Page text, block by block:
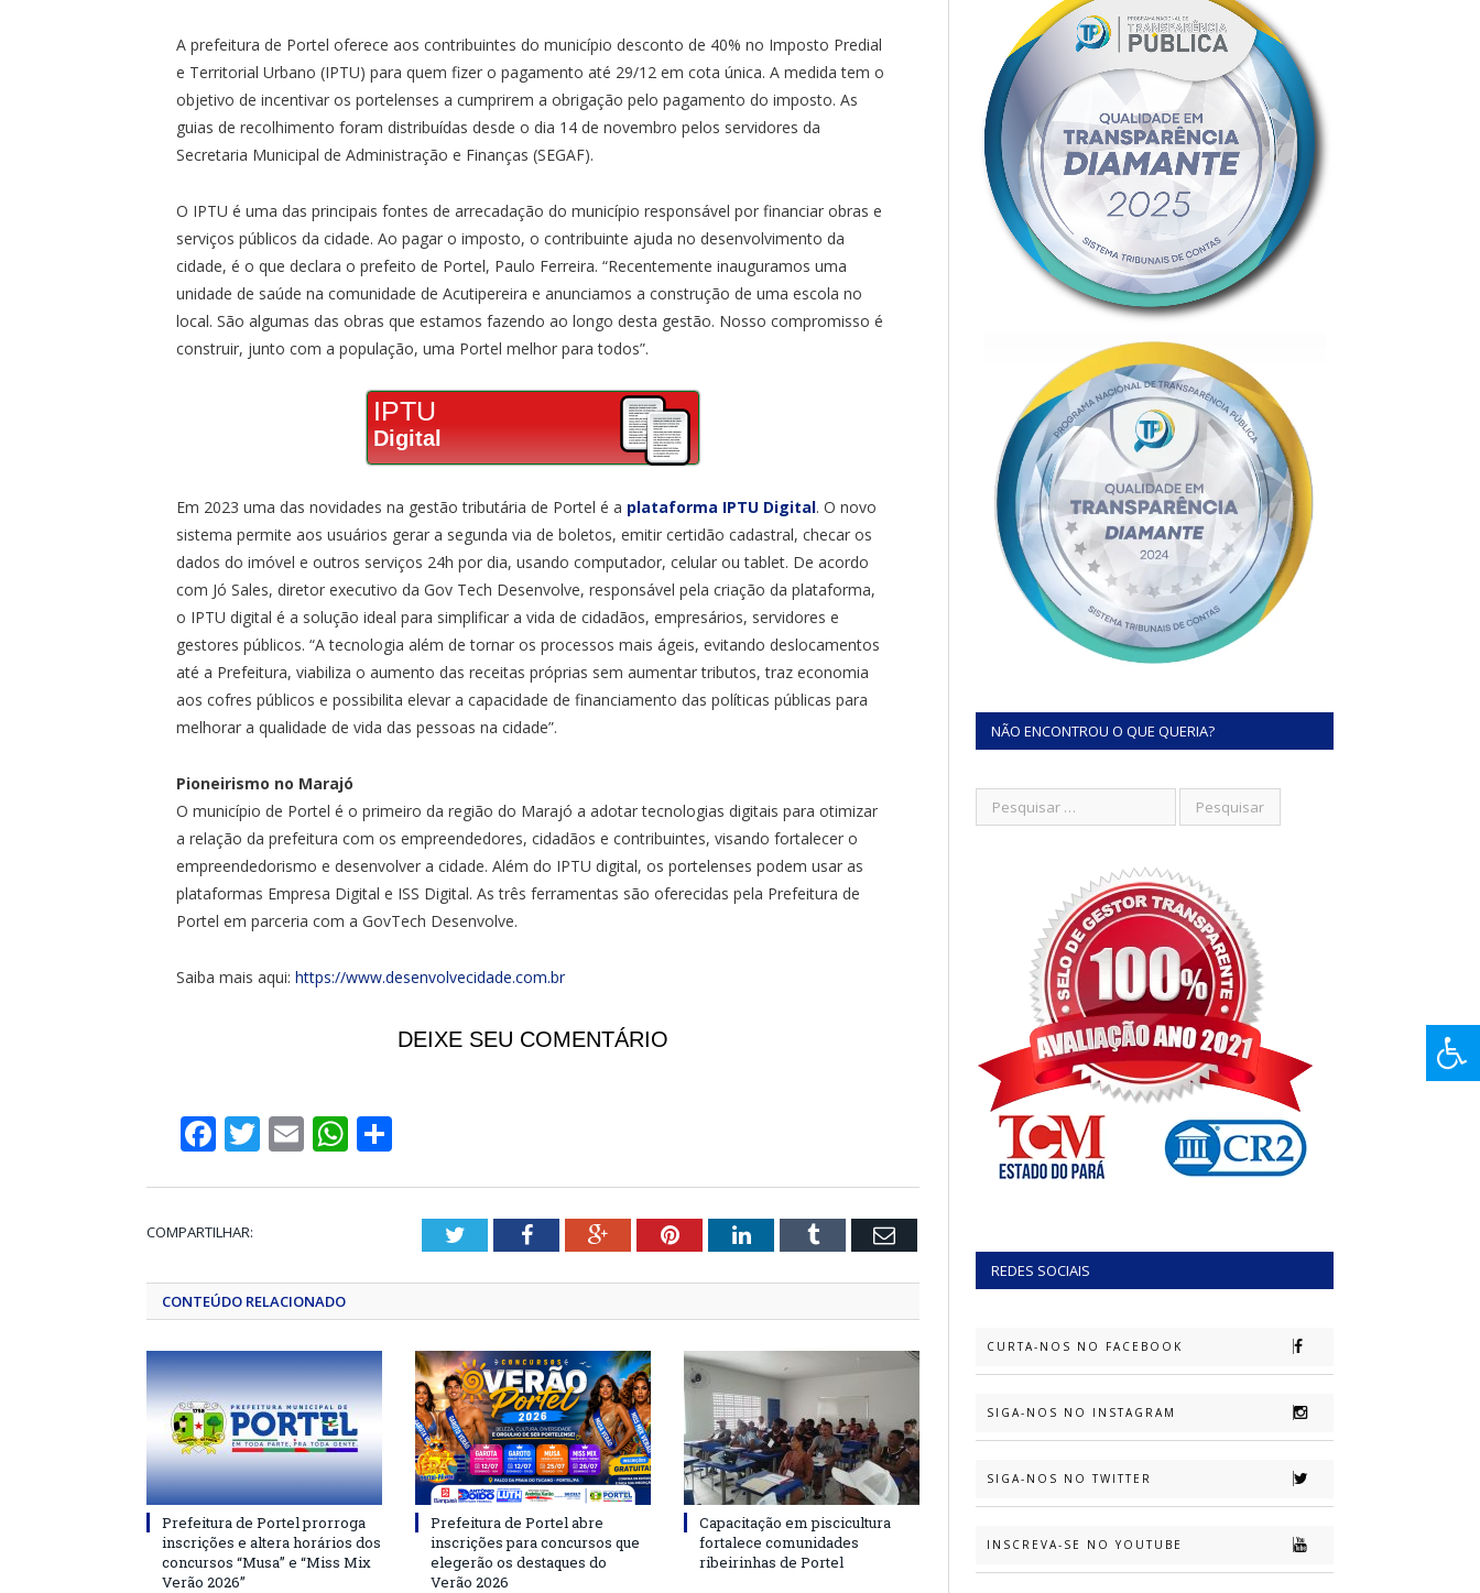
A prefeitura de Portel oferece aos contribuintes do município desconto de 40% no Imposto Predial
e Territorial Urbano (IPTU) para quem fizer o pagamento até 29/12 em cota única. A medida tem o
objetivo de incentivar os portelenses a cumprirem a obrigação pelo pagamento do imposto. As
guias de recolhimento foram distribuídas desde o dia 14 de novembro pelos servidores da
Secretaria Municipal de Administração e Finanças (SEGAF).
O IPTU é uma das principais fontes de arrecadação do município responsável por financiar obras e
serviços públicos da cidade. Ao pagar o imposto, o contribuinte ajuda no desenvolvimento da
cidade, é o que declara o prefeito de Portel, Paulo Ferreira. “Recentemente inauguramos uma
unidade de saúde na comunidade de Acutipereira e anunciamos a construção de uma escola no
local. São algumas das obras que estamos fazendo ao longo desta gestão. Nosso compromisso é
construir, junto com a população, uma Portel melhor para todos”.
IPTU
Digital
Em 2023 uma das novidades na gestão tributária de Portel é a plataforma IPTU Digital. O novo
sistema permite aos usuários gerar a segunda via de boletos, emitir certidão cadastral, checar os
dados do imóvel e outros serviços 24h por dia, usando computador, celular ou tablet. De acordo
com Jó Sales, diretor executivo da Gov Tech Desenvolve, responsável pela criação da plataforma,
o IPTU digital é a solução ideal para simplificar a vida de cidadãos, empresários, servidores e
gestores públicos. “A tecnologia além de tornar os processos mais ágeis, evitando deslocamentos
até a Prefeitura, viabiliza o aumento das receitas próprias sem aumentar tributos, traz economia
aos cofres públicos e possibilita elevar a capacidade de financiamento das políticas públicas para
melhorar a qualidade de vida das pessoas na cidade”.
Pioneirismo no Marajó
O município de Portel é o primeiro da região do Marajó a adotar tecnologias digitais para otimizar
a relação da prefeitura com os empreendedores, cidadãos e contribuintes, visando fortalecer o
empreendedorismo e desenvolver a cidade. Além do IPTU digital, os portelenses podem usar as
plataformas Empresa Digital e ISS Digital. As três ferramentas são oferecidas pela Prefeitura de
Portel em parceria com a GovTech Desenvolve.
Saiba mais aqui:https://www.desenvolvecidade.com.br
DEIXE SEU COMENTÁRIO
Facebook
Twitter
EmailWhatsApp
COMPARTILHAR: TwitterFacebookGoogle+PinterestLinkedInTumblr Email
CONTEÚDO RELACIONADO
Prefeitura de Portel prorroga
inscrições e altera horários dos
concursos “Musa” e “Miss Mix
Verão 2026”
Prefeitura de Portel abre
inscrições para concursos que
elegerão os destaques do
Verão 2026
Capacitação em piscicultura
fortalece comunidades
ribeirinhas de Portel
NÃO ENCONTROU O QUE QUERIA?
REDES SOCIAIS
CURTA-NOS NO FACEBOOK
SIGA-NOS NO INSTAGRAM
SIGA-NOS NO TWITTER
INSCREVA-SE NO YOUTUBE